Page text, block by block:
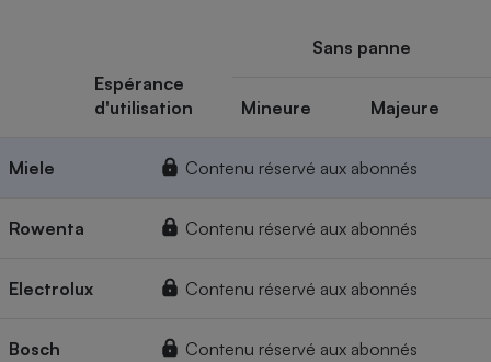
Espérance
d'utilisation
Sans panne
Mineure Majeure
Miele Contenu réservé aux abonnés
Rowenta Contenu réservé aux abonnés
Electrolux Contenu réservé aux abonnés
Bosch Contenu réservé aux abonnés